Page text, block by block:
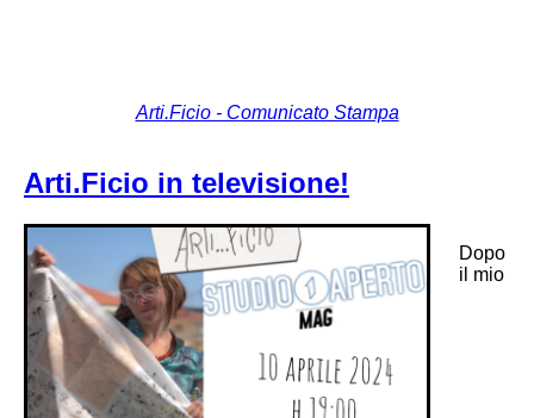
Arti.Ficio - Comunicato Stampa
Arti.Ficio in televisione!
Dopo
il mio